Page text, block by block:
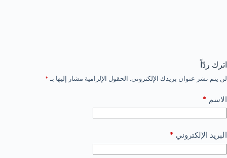
اترك ردّاً
لن يتم نشر عنوان بريدك الإلكتروني. الحقول الإلزامية مشار إليها بـ *
الاسم *
البريد الإلكتروني *